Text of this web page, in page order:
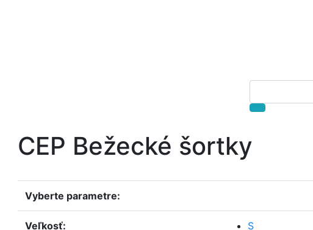
CEP Bežecké šortky
Vyberte parametre:
Veľkosť:
S